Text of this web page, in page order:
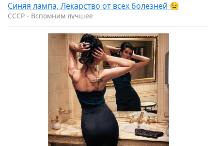
Синяя лампа. Лекарство от всех болезней 😉
CCCP - Вспомним лучшее